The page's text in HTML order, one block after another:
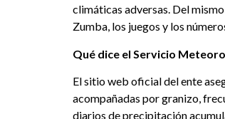
climáticas adversas. Del
Zumba, los juegos y los
Qué dice el Servicio
El sitio web oficial del ente
acompañadas por granizo,
diarios de precipitación